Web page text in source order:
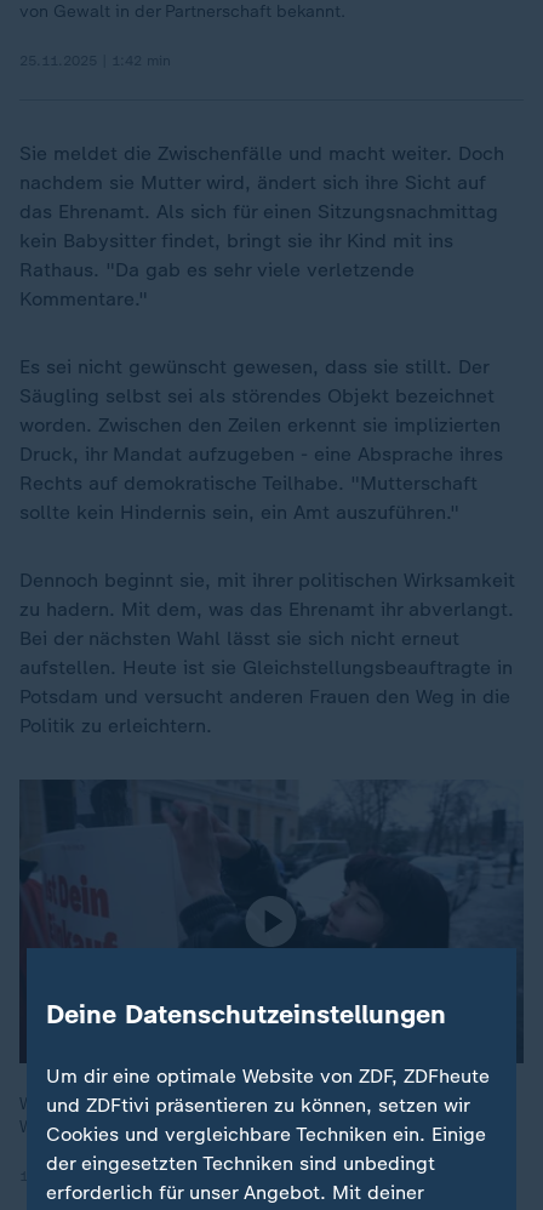
von Gewalt in der Partnerschaft bekannt.
Sie meldet die Zwischenfälle und macht weiter. Doch
nachdem sie Mutter wird, ändert sich ihre Sicht auf
das Ehrenamt. Als sich für einen Sitzungsnachmittag
kein Babysitter findet, bringt sie ihr Kind mit ins
Rathaus. "Da gab es sehr viele verletzende
Kommentare."
Es sei nicht gewünscht gewesen, dass sie stillt. Der
Säugling selbst sei als störendes Objekt bezeichnet
worden. Zwischen den Zeilen erkennt sie implizierten
Druck, ihr Mandat aufzugeben - eine Absprache ihres
Rechts auf demokratische Teilhabe. "Mutterschaft
sollte kein Hindernis sein, ein Amt auszuführen."
Dennoch beginnt sie, mit ihrer politischen Wirksamkeit
zu hadern. Mit dem, was das Ehrenamt ihr abverlangt.
Bei der nächsten Wahl lässt sie sich nicht erneut
aufstellen. Heute ist sie Gleichstellungsbeauftragte in
Potsdam und versucht anderen Frauen den Weg in die
Politik zu erleichtern.
Warum Politiker, die angegriffen wurden, trotzdem weiter
Wahlkampf machen.
14.01.2025 | 9:05 min
Deine Datenschutzeinstellungen
Um dir eine optimale Website von ZDF, ZDFheute
und ZDFtivi präsentieren zu können, setzen wir
Cookies und vergleichbare Techniken ein. Einige
der eingesetzten Techniken sind unbedingt
erforderlich für unser Angebot. Mit deiner